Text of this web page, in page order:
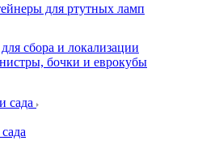
для ртутных ламп
сбора и локализации
бочки и еврокубы
сада